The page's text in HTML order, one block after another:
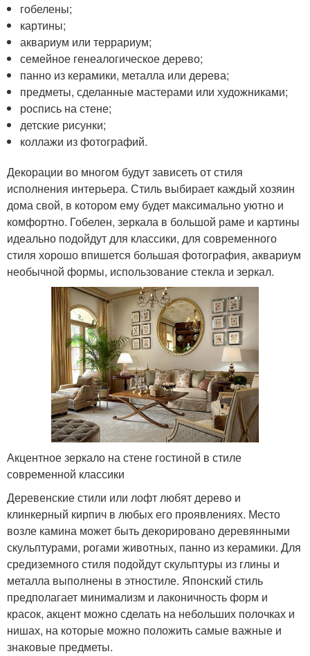
гобелены;
картины;
аквариум или террариум;
семейное генеалогическое дерево;
панно из керамики, металла или дерева;
предметы, сделанные мастерами или художниками;
роспись на стене;
детские рисунки;
коллажи из фотографий.
Декорации во многом будут зависеть от стиля
исполнения интерьера. Стиль выбирает каждый хозяин
дома свой, в котором ему будет максимально уютно и
комфортно. Гобелен, зеркала в большой раме и картины
идеально подойдут для классики, для современного
стиля хорошо впишется большая фотография, аквариум
необычной формы, использование стекла и зеркал.
Акцентное зеркало на стене гостиной в стиле
современной классики
Деревенские стили или лофт любят дерево и
клинкерный кирпич в любых его проявлениях. Место
возле камина может быть декорировано деревянными
скульптурами, рогами животных, панно из керамики. Для
средиземного стиля подойдут скульптуры из глины и
металла выполнены в этностиле. Японский стиль
предполагает минимализм и лаконичность форм и
красок, акцент можно сделать на небольших полочках и
нишах, на которые можно положить самые важные и
знаковые предметы.